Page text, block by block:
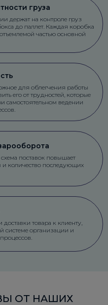
груза
держат на контроле груз
до паллет. Каждая коробка
частью основной
для облегчения работы
его от трудностей, которые
самостоятельном ведении
поставок повышает
и количество последующих
товара к клиенту,
системе организации и
ОТ НАШИХ